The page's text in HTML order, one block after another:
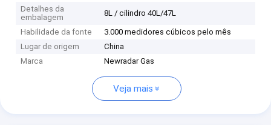
Detalhes da
embalagem
8L / cilindro 40L/47L
Habilidade da fonte
3.000 medidores cúbicos pelo mês
Lugar de origem
China
Marca
Newradar Gas
Veja mais